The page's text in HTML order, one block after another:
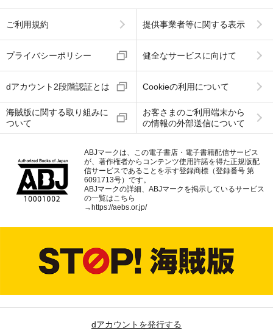
ご利用規約 提供事業者等に関する表示
プライバシーポリシー 健全なサービスに向けて
dアカウント2段階認証とは Cookieの利用について
海賊版に関する取り組みに
ついて
お客さまのご利用端末から
の情報の外部送信について
ABJマークは、この電子書店・電子書籍配信サービス
が、著作権者からコンテンツ使用許諾を得た正規版配
信サービスであることを示す登録商標（登録番号 第
6091713号）です。
ABJマークの詳細、ABJマークを掲示しているサービス
の一覧はこちら
→ https://aebs.or.jp/
dアカウントを発行する